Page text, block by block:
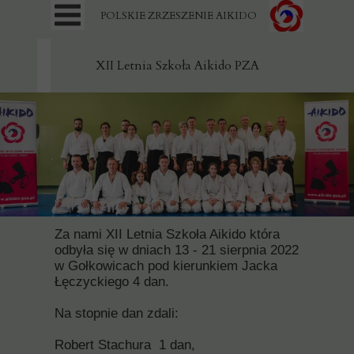
Za nami XII Letnia Szkoła Aikido która
odbyła się w dniach 13 - 21 sierpnia 2022
w Gołkowicach pod kierunkiem Jacka
Łęczyckiego 4 dan.
Na stopnie dan zdali:
Robert Stachura 1 dan,
XII Letnia Szkoła Aikido PZA
POLSKIE ZRZESZENIE AIKIDO